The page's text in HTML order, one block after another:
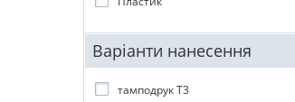
Варіанти нанесення
тамподрук T3